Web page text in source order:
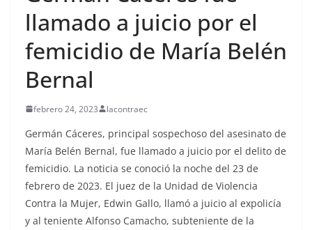
llamado a juicio por el
femicidio de María Belén
Bernal
febrero 24, 2023 lacontraec
Germán Cáceres, principal sospechoso del asesinato de
María Belén Bernal, fue llamado a juicio por el delito de
femicidio. La noticia se conoció la noche del 23 de
febrero de 2023. El juez de la Unidad de Violencia
Contra la Mujer, Edwin Gallo, llamó a juicio al expolicía
y al teniente Alfonso Camacho, subteniente de la